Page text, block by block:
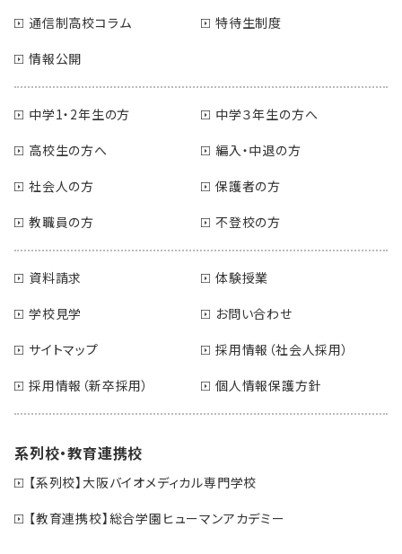
通信制高校コラム
特待生制度
情報公開
中学1・2年生の方
中学３年生の方へ
高校生の方へ
編入・中退の方
社会人の方
保護者の方
教職員の方
不登校の方
資料請求
体験授業
学校見学
お問い合わせ
サイトマップ
採用情報（社会人採用）
採用情報（新卒採用）
個人情報保護方針
系列校・教育連携校
【系列校】大阪バイオメディカル専門学校
【教育連携校】総合学園ヒューマンアカデミー